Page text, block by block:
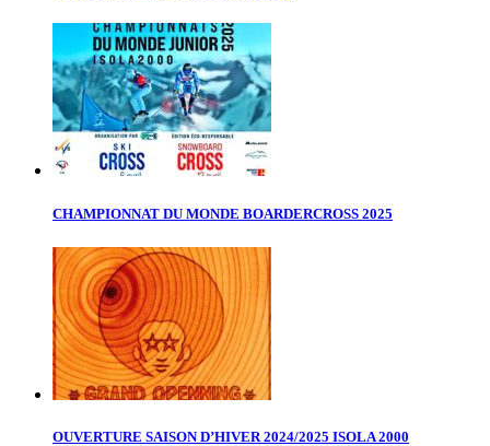
CHAMPIONNAT DU MONDE BOARDERCROSS 2025
OUVERTURE SAISON D’HIVER 2024/2025 ISOLA 2000